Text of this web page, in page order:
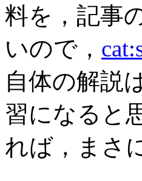
料を，記事
いので，
自体の解説
習になると
れば，まさ